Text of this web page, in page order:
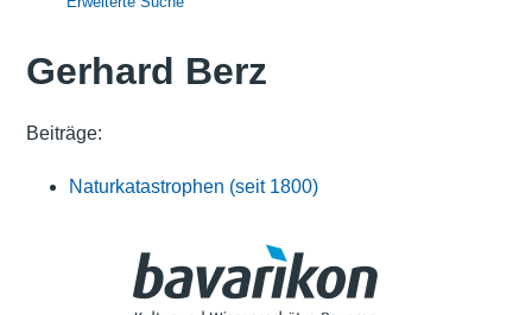
Gerhard Berz
Beiträge:
Naturkatastrophen (seit 1800)